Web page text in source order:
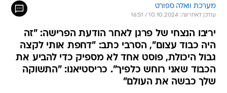
מערכת וואלה ספורט
עודכן לאחרונה: 10.10.2024 / 16:51
יריבו הנצחי של פרגן לאחר הודעת הפרישה: "זה
היה כבוד עצום", הסרבי כתב: "דחפת אותי לקצה
גבול היכולת, פוסט אחד לא מספיק כדי להביע את
הכבוד שאני רוחש כלפיך". כריסטיאנו: "התשוקה
שלך כבשה את העולם"